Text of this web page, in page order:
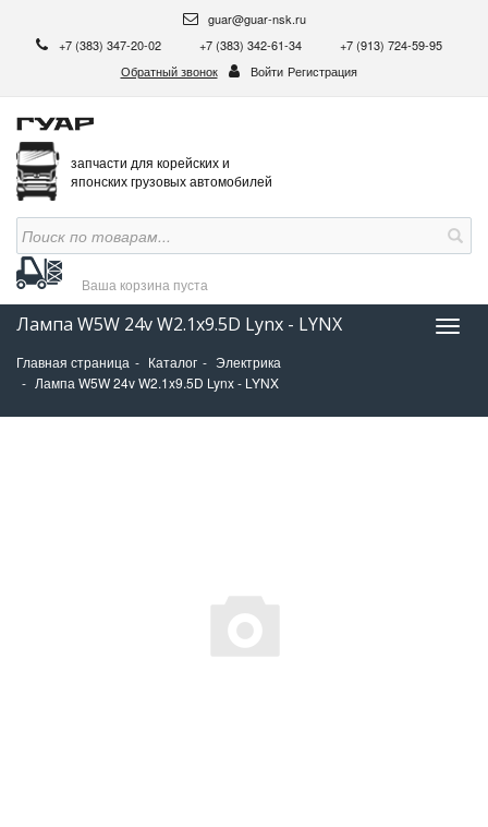
guar@guar-nsk.ru
+7 (383) 347-20-02
+7 (383) 342-61-34
+7 (913) 724-59-95
Обратный звонок
Войти Регистрация
запчасти для корейских и
японских грузовых автомобилей
Ваша корзина пуста
Лампа W5W 24v W2.1x9.5D Lynx - LYNX
Главная страница Каталог
Электрика
Лампа W5W 24v W2.1x9.5D Lynx - LYNX